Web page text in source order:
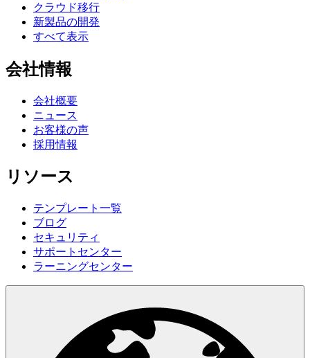
クラウド移行
新製品の開発
すべて表示
会社情報
会社概要
ニュース
お客様の声
採用情報
リソース
テンプレート一覧
ブログ
セキュリティ
サポートセンター
ラーニングセンター